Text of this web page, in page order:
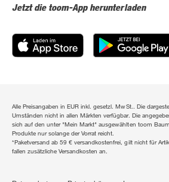
Jetzt die toom-App herunterladen
Alle Preisangaben in EUR inkl. gesetzl. MwSt.. Die
Umständen nicht in allen Märkten verfügbar. Die
sich auf den unter "Mein Markt" ausgewählten toom
Produkte nur solange der Vorrat reicht.
*Paketversand ab 59 € versandkostenfrei, gilt nicht für
fallen zusätzliche Versandkosten an.